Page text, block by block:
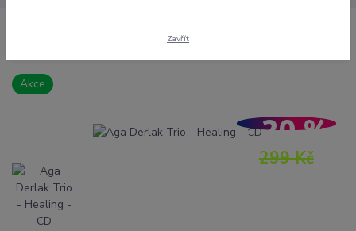
Aga Derlak Trio - Healing - CD
Akce
299 Kč
- 20 %
Zavřít